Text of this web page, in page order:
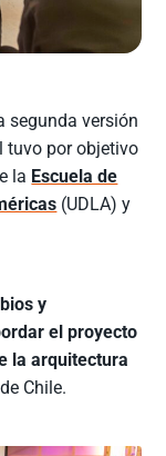
segunda versión
tuvo por objetivo
la Escuela de
(UDLA) y
y
el proyecto
la arquitectura
Chile.